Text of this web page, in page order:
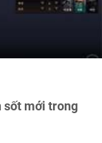
sốt mới trong